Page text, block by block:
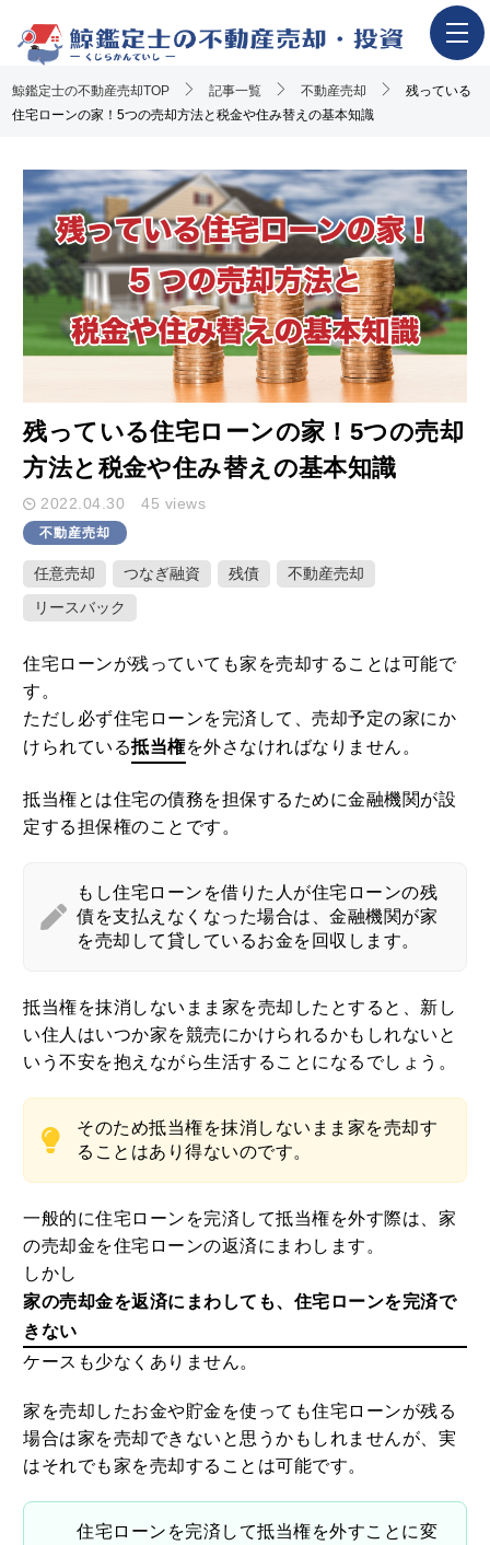
ホーム
一押し査定業者一覧
アンケート調査概要
不動産売却体験談
執筆・監修者
おすすめ記事
Youtube解説記事
キーワード検索
ここ1ヶ月の人気記事
1
家や庭が広いメリット・デメリットと
2020.10.01
土地や建物の不動産を学校法人に個人
が売却した時の税金特例とポイント
2020.09.23
MEホールディングスの評判！不動産売
買における特徴や口コミ評判のまとめ
2020.08.29
野村の仲介+（PLUS）の評判や強みと
は？噂や口コミから知る満足度合
2020.07.26
農協JA住宅ローン金利や審査は？借り
2020.10.06
鯨鑑定士の不動産売却TOP 記事一覧 不動産売却
残っている
住宅ローンの家！5つの売却方法と税金や住み替えの基本知識
残っている住宅ローンの家！5つの売却
方法と税金や住み替えの基本知識
2022.04.30 45 views
不動産売却
任意売却 つなぎ融資 残債
不動産売却
リースバック
住宅ローンが残っていても家を売却することは可能で
す。
ただし必ず住宅ローンを完済して、売却予定の家にか
けられている抵当権を外さなければなりません。
抵当権とは住宅の債務を担保するために金融機関が設
定する担保権のことです。
もし住宅ローンを借りた人が住宅ローンの残
債を支払えなくなった場合は、金融機関が家
を売却して貸しているお金を回収します。
抵当権を抹消しないまま家を売却したとすると、新し
い住人はいつか家を競売にかけられるかもしれないと
いう不安を抱えながら生活することになるでしょう。
そのため抵当権を抹消しないまま家を売却す
ることはあり得ないのです。
一般的に住宅ローンを完済して抵当権を外す際は、家
の売却金を住宅ローンの返済にまわします。
しかし
家の売却金を返済にまわしても、住宅ローンを完済で
きない
ケースも少なくありません。
家を売却したお金や貯金を使っても住宅ローンが残る
場合は家を売却できないと思うかもしれませんが、実
はそれでも家を売却することは可能です。
住宅ローンを完済して抵当権を外すことに変